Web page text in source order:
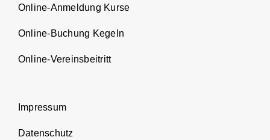
Online-Anmeldung Kurse
Online-Buchung Kegeln
Online-Vereinsbeitritt
Impressum
Datenschutz